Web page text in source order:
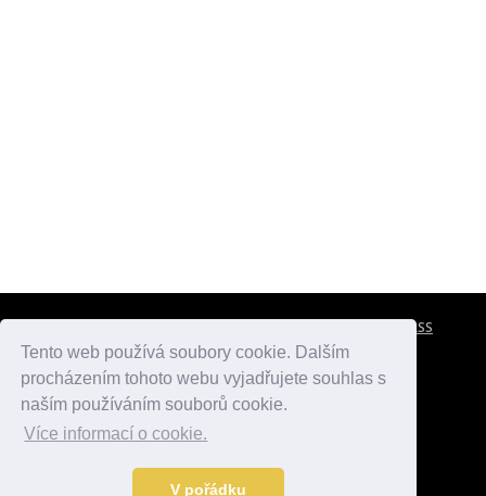
Tento web používá soubory cookie. Dalším
procházením tohoto webu vyjadřujete souhlas s
naším používáním souborů cookie.
Více informací o cookie.
V pořádku
RSS
atlaspamatek.info
Data o počasí jsou přebírána z